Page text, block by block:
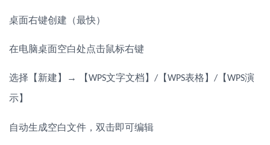
桌面右键创建（最快）
在电脑桌面空白处点击鼠标右键
选择【新建】 → 【WPS文字文档】 / 【WPS表格】 / 【WPS演
示】
自动生成空白文件，双击即可编辑